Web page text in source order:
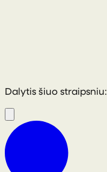
Dalytis šiuo straipsniu: